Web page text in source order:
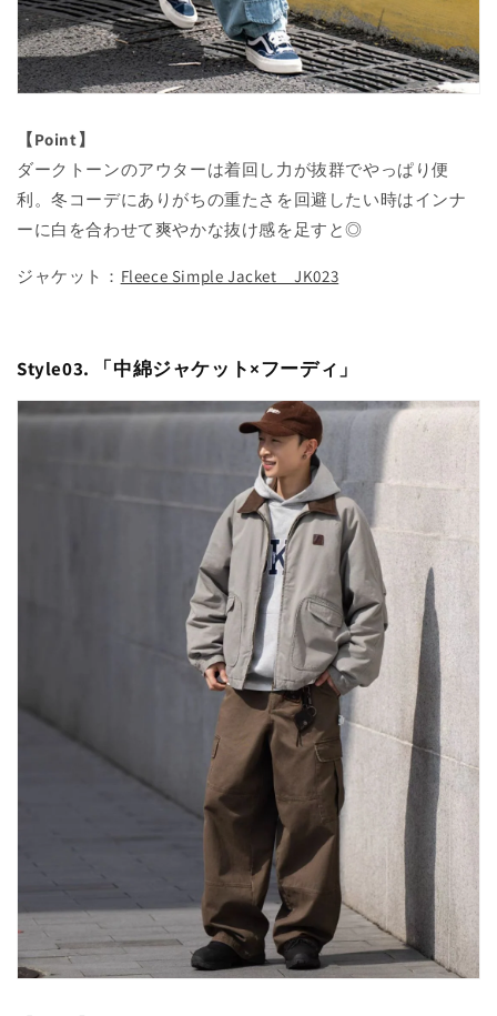
【Point】
ダークトーンのアウターは着回し力が抜群でやっぱり便
利。冬コーデにありがちの重たさを回避したい時はインナ
ーに白を合わせて爽やかな抜け感を足すと◎
ジャケット： Fleece Simple Jacket JK023
Style03. 「中綿ジャケット×フーディ 」